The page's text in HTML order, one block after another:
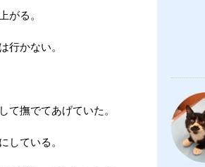
がる。
行かない。
て撫でてあげていた。
している。